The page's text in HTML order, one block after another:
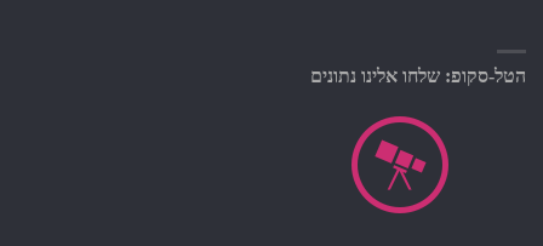
הטל-סקופ: שלחו אלינו נתונים